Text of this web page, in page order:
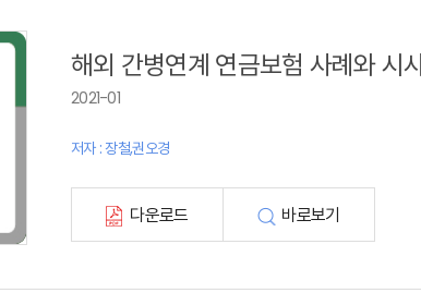
해외 간병연계 연금보험 사례와 시
2021-01
저자 : 장철,권오경
다운로드 바로보기